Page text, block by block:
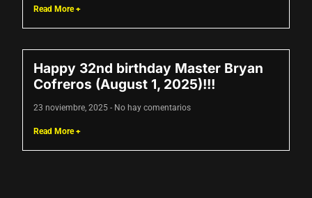
Read More +
Happy 32nd birthday Master Bryan
Cofreros (August 1, 2025)!!!
23 noviembre, 2025 No hay comentarios
Read More +